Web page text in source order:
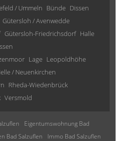
/ Ummeln Bünde Dissen
Gütersloh / Avenwedde
Gütersloh-Friedrichsdorf Halle
Lage Leopoldhöhe
/ Neuenkirchen
Rheda-Wiedenbrück
Versmold
Eigentumswohnung Bad
Bad Salzuflen
Immo Bad Salzuflen